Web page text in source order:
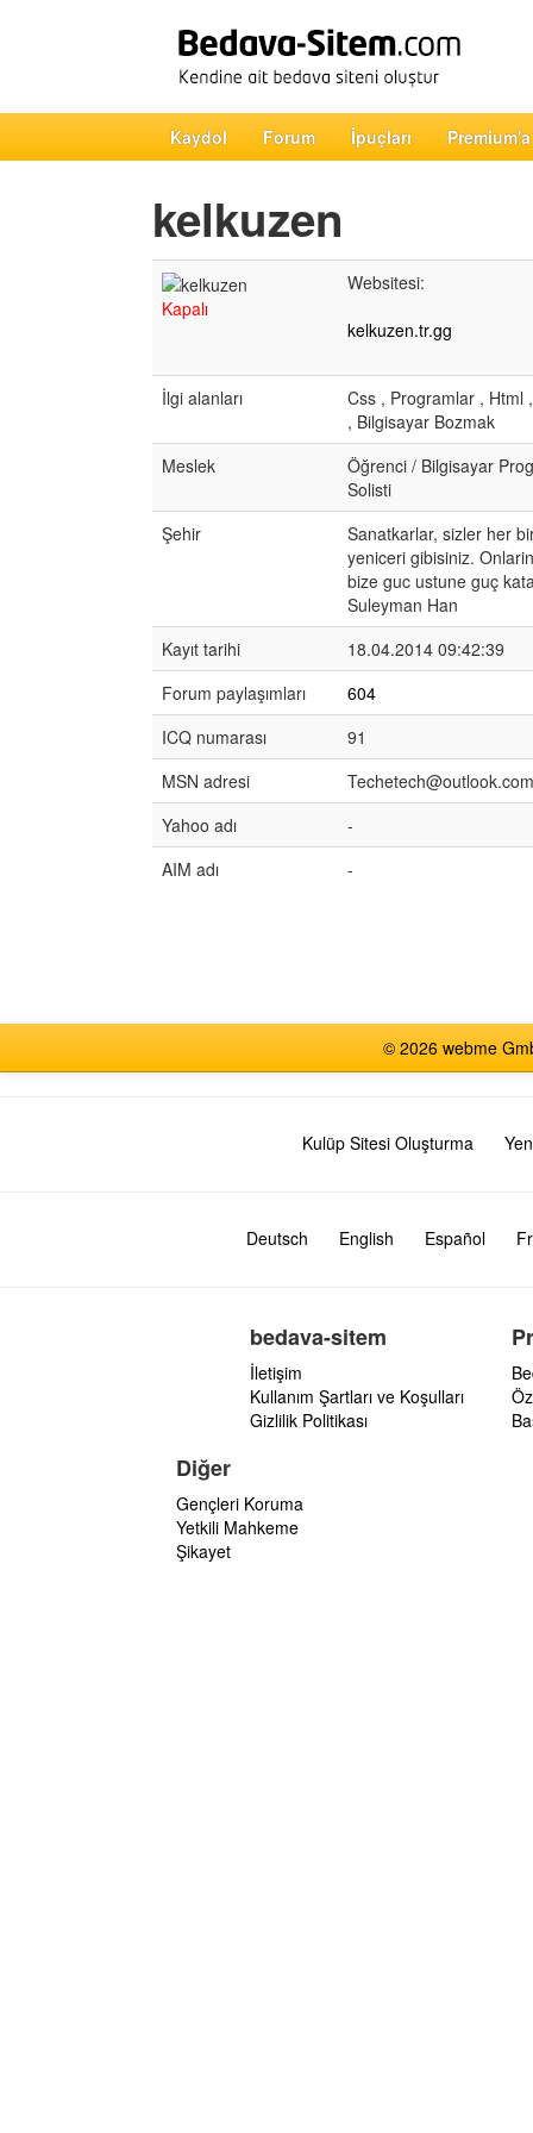
Kaydol Forum İpuçları
kelkuzen
Kapalı
Websitesi:
kelkuzen.tr.gg
İlgi alanları
Css , Programlar , Html
, Bilgisayar Bozmak
Meslek
Öğrenci / Bilgisayar
Solisti
Şehir
Sanatkarlar, sizler her
yeniceri gibisiniz.
bize guc ustune guç
Suleyman Han
Kayıt tarihi
18.04.2014 09:42:39
Forum paylaşımları
604
ICQ numarası
91
MSN adresi
Techetech@outlook.com
Yahoo adı
-
AIM adı
-
© 2026 webme
Kulüp Sitesi Oluşturma
Deutsch English Español
bedava-sitem
İletişim
Kullanım Şartları ve Koşulları
Gizlilik Politikası
Diğer
Gençleri Koruma
Yetkili Mahkeme
Şikayet